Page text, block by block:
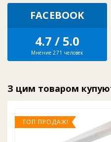
FACEBOOK
4.7 / 5.0
Мнение 271 человек
З цим товаром
ТОП ПРОДАЖ!